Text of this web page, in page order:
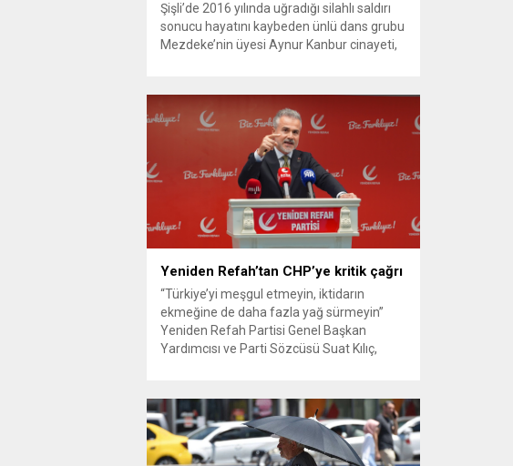
Şişli’de 2016 yılında uğradığı silahlı saldırı
sonucu hayatını kaybeden ünlü dans grubu
Mezdeke’nin üyesi Aynur Kanbur cinayeti,
Akbil kaydını inceleyen Cinayet Büro
ekipleri, cinayeti işlediğini itiraf eden
maktulün akrabası Bülent G. ile azmettirici
olduğu öne sürülen 2...
Yeniden Refah’tan CHP’ye kritik çağrı
“Türkiye’yi meşgul etmeyin, iktidarın
ekmeğine de daha fazla yağ sürmeyin”
Yeniden Refah Partisi Genel Başkan
Yardımcısı ve Parti Sözcüsü Suat Kılıç,
muhalefetsiz, ana muhalefet gündemsiz
kalmamalıdır. Bir an önce anlaşın, kurultay
kararı alın, sorunun kaynağı değil, çözümün
adresi olun. Türkiye’yi...